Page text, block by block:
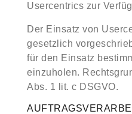
Usercentrics zur
Der Einsatz von
gesetzlich
für den Einsatz
einzuholen.
Abs. 1 lit. c DSGVO.